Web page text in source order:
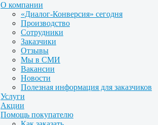
О компании
«Диалог-Конверсия» сегодня
Производство
Сотрудники
Заказчики
Отзывы
Мы в СМИ
Вакансии
Новости
Полезная информация для заказчиков
Услуги
Акции
Помощь покупателю